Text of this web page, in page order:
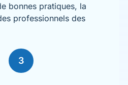
bonnes pratiques, la
professionnels des
3